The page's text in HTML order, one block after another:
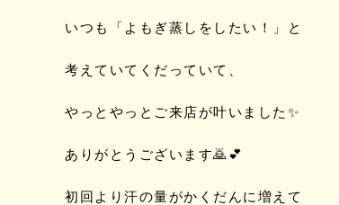
いつも「よもぎ蒸しをしたい！」と
考えていてくだっていて、
やっとやっとご来店が叶いました✨
ありがとうございます🙇💕
初回より汗の量がかくだんに増えて